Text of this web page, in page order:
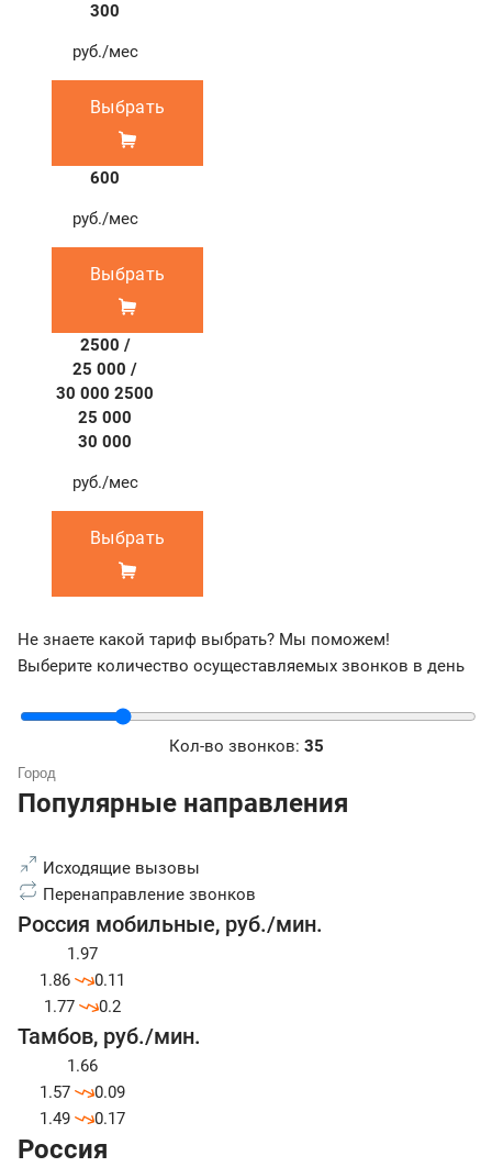
300
руб./мес
Выбрать
600
руб./мес
Выбрать
2500 /
25 000 /
30 000 2500
25 000
30 000
руб./мес
Выбрать
Не знаете какой тариф выбрать? Мы поможем!
Выберите количество осущеставляемых звонков в день
Кол-во звонков: 35
Популярные направления
Исходящие вызовы
Перенаправление звонков
Россия мобильные, руб./мин.
1.97
1.86
0.11
1.77
0.2
Тамбов, руб./мин.
1.66
1.57
0.09
1.49
0.17
Россия